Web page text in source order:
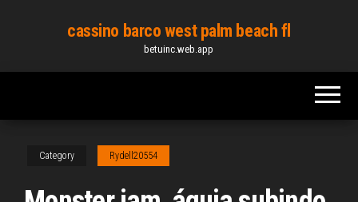
content
cassino barco west palm beach fl
betuinc.web.app
Category Rydell20554